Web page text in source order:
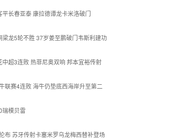
长春亚泰 康拉德谭龙卡米洛破门
龙5轮不胜 37岁姜至鹏破门韦斯利建功
超3连败 热菲尼奥双响 邦本宜裕传射
联赛4连败 海牛仍垫底西海岸升至第二
瑞模贝雷
布 苏牙传射卡塞米罗乌龙梅西替补登场